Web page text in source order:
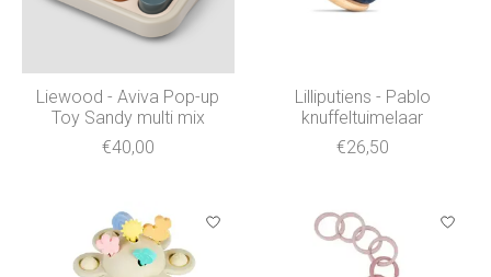
Liewood - Aviva Pop-up
Toy Sandy multi mix
€40,00
Lilliputiens - Pablo
knuffeltuimelaar
€26,50